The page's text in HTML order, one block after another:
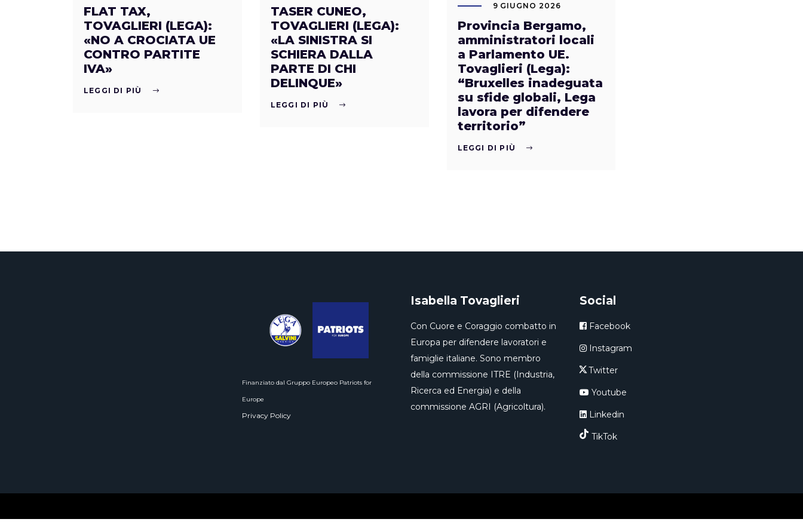
FLAT TAX,
TOVAGLIERI (LEGA):
«NO A CROCIATA UE
CONTRO PARTITE
IVA»
LEGGI DI PIÙ
TASER CUNEO,
TOVAGLIERI (LEGA):
«LA SINISTRA SI
SCHIERA DALLA
PARTE DI CHI
DELINQUE»
LEGGI DI PIÙ
9 GIUGNO 2026
Provincia Bergamo,
amministratori locali
a Parlamento UE.
Tovaglieri (Lega):
“Bruxelles inadeguata
su sfide globali, Lega
lavora per difendere
territorio”
LEGGI DI PIÙ
Finanziato dal Gruppo Europeo Patriots for
Europe
Privacy Policy
Isabella Tovaglieri
Con Cuore e Coraggio combatto in
Europa per difendere lavoratori e
famiglie italiane. Sono membro
della commissione ITRE (Industria,
Ricerca ed Energia) e della
commissione AGRI (Agricoltura).
Social
Facebook
Instagram
Twitter
Youtube
Linkedin
TikTok